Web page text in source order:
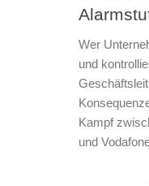
Wer
und
Kampf
und